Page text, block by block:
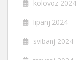
kolovoz 2024
lipanj 2024
svibanj 2024